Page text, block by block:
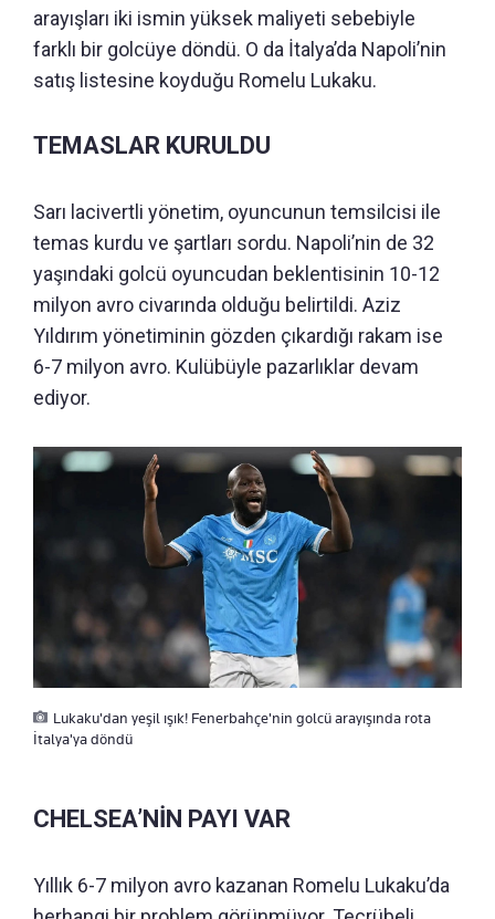
arayışları iki ismin yüksek maliyeti sebebiyle
farklı bir golcüye döndü. O da İtalya’da Napoli’nin
satış listesine koyduğu Romelu Lukaku.
TEMASLAR KURULDU
Sarı lacivertli yönetim, oyuncunun temsilcisi ile
temas kurdu ve şartları sordu. Napoli’nin de 32
yaşındaki golcü oyuncudan beklentisinin 10-12
milyon avro civarında olduğu belirtildi. Aziz
Yıldırım yönetiminin gözden çıkardığı rakam ise
6-7 milyon avro. Kulübüyle pazarlıklar devam
ediyor.
Lukaku'dan yeşil ışık! Fenerbahçe'nin golcü arayışında rota
İtalya'ya döndü
CHELSEA’NİN PAYI VAR
Yıllık 6-7 milyon avro kazanan Romelu Lukaku’da